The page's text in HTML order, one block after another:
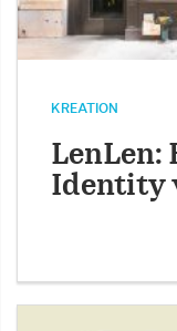
KREATION
LenLen:
Identity